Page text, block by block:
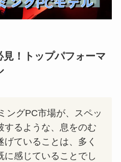
！トップパフォーマ
ングPC市場が、スペッ
するような、息をのむ
げていることは、多く
に感じていることでし